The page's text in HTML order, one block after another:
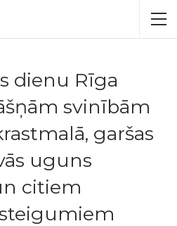
dienu Rīga
svinībām
garšas
uguns
citiem